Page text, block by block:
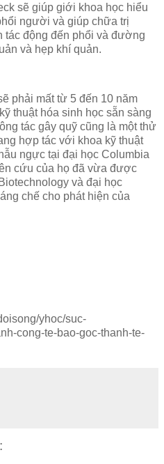
sẽ giúp giới khoa học hiểu
người và giúp chữa trị
tác động đến phổi và đường
và hẹp khí quản.
phải mất từ 5 đến 10 năm
thuật hóa sinh học sẵn sàng
tác gây quỹ cũng là một thử
hợp tác với khoa kỹ thuật
ngực tại đại học Columbia
cứu của họ đã vừa được
và đại học
chế cho phát hiện của
yhoc/suc-
cong-te-bao-goc-thanh-te-